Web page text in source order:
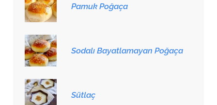
Pamuk Poğaça
Sodalı Bayatlamayan Poğaça
Sütlaç